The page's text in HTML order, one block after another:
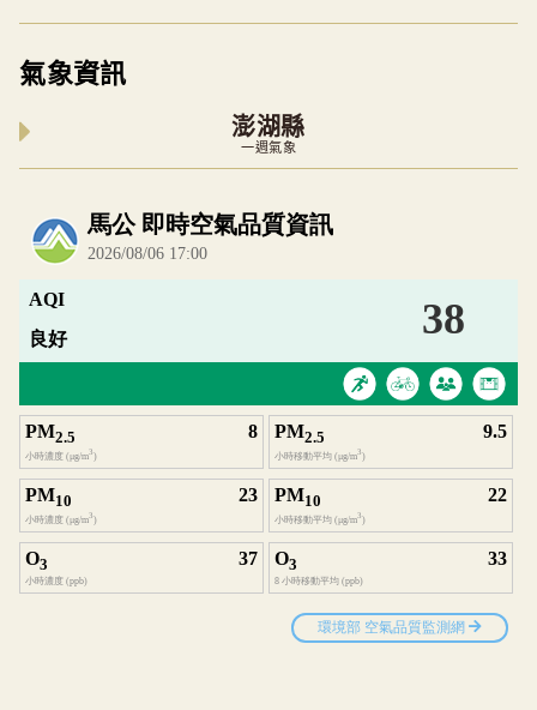
氣象資訊
澎湖縣
一週氣象
內嵌空氣品質小工具為視覺預覽，完整即時空